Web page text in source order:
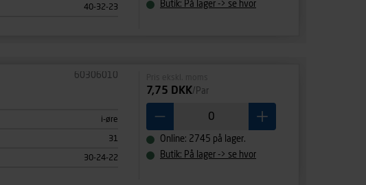
40-32-23
Butik: På lager -> se hvor
60306010
i-øre
31
30-24-22
7,75 DKK/Par
Online: 2745 på lager.
Butik: På lager -> se hvor